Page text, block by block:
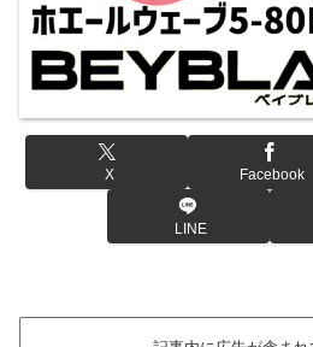
X Facebook
LINE